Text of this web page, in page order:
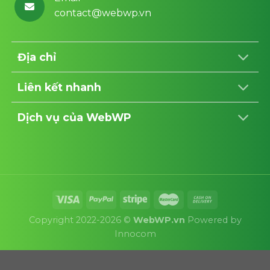
contact@webwp.vn
Địa chỉ
Liên kết nhanh
Dịch vụ của WebWP
Copyright 2022-2026 © WebWP.vn Powered by
Innocom